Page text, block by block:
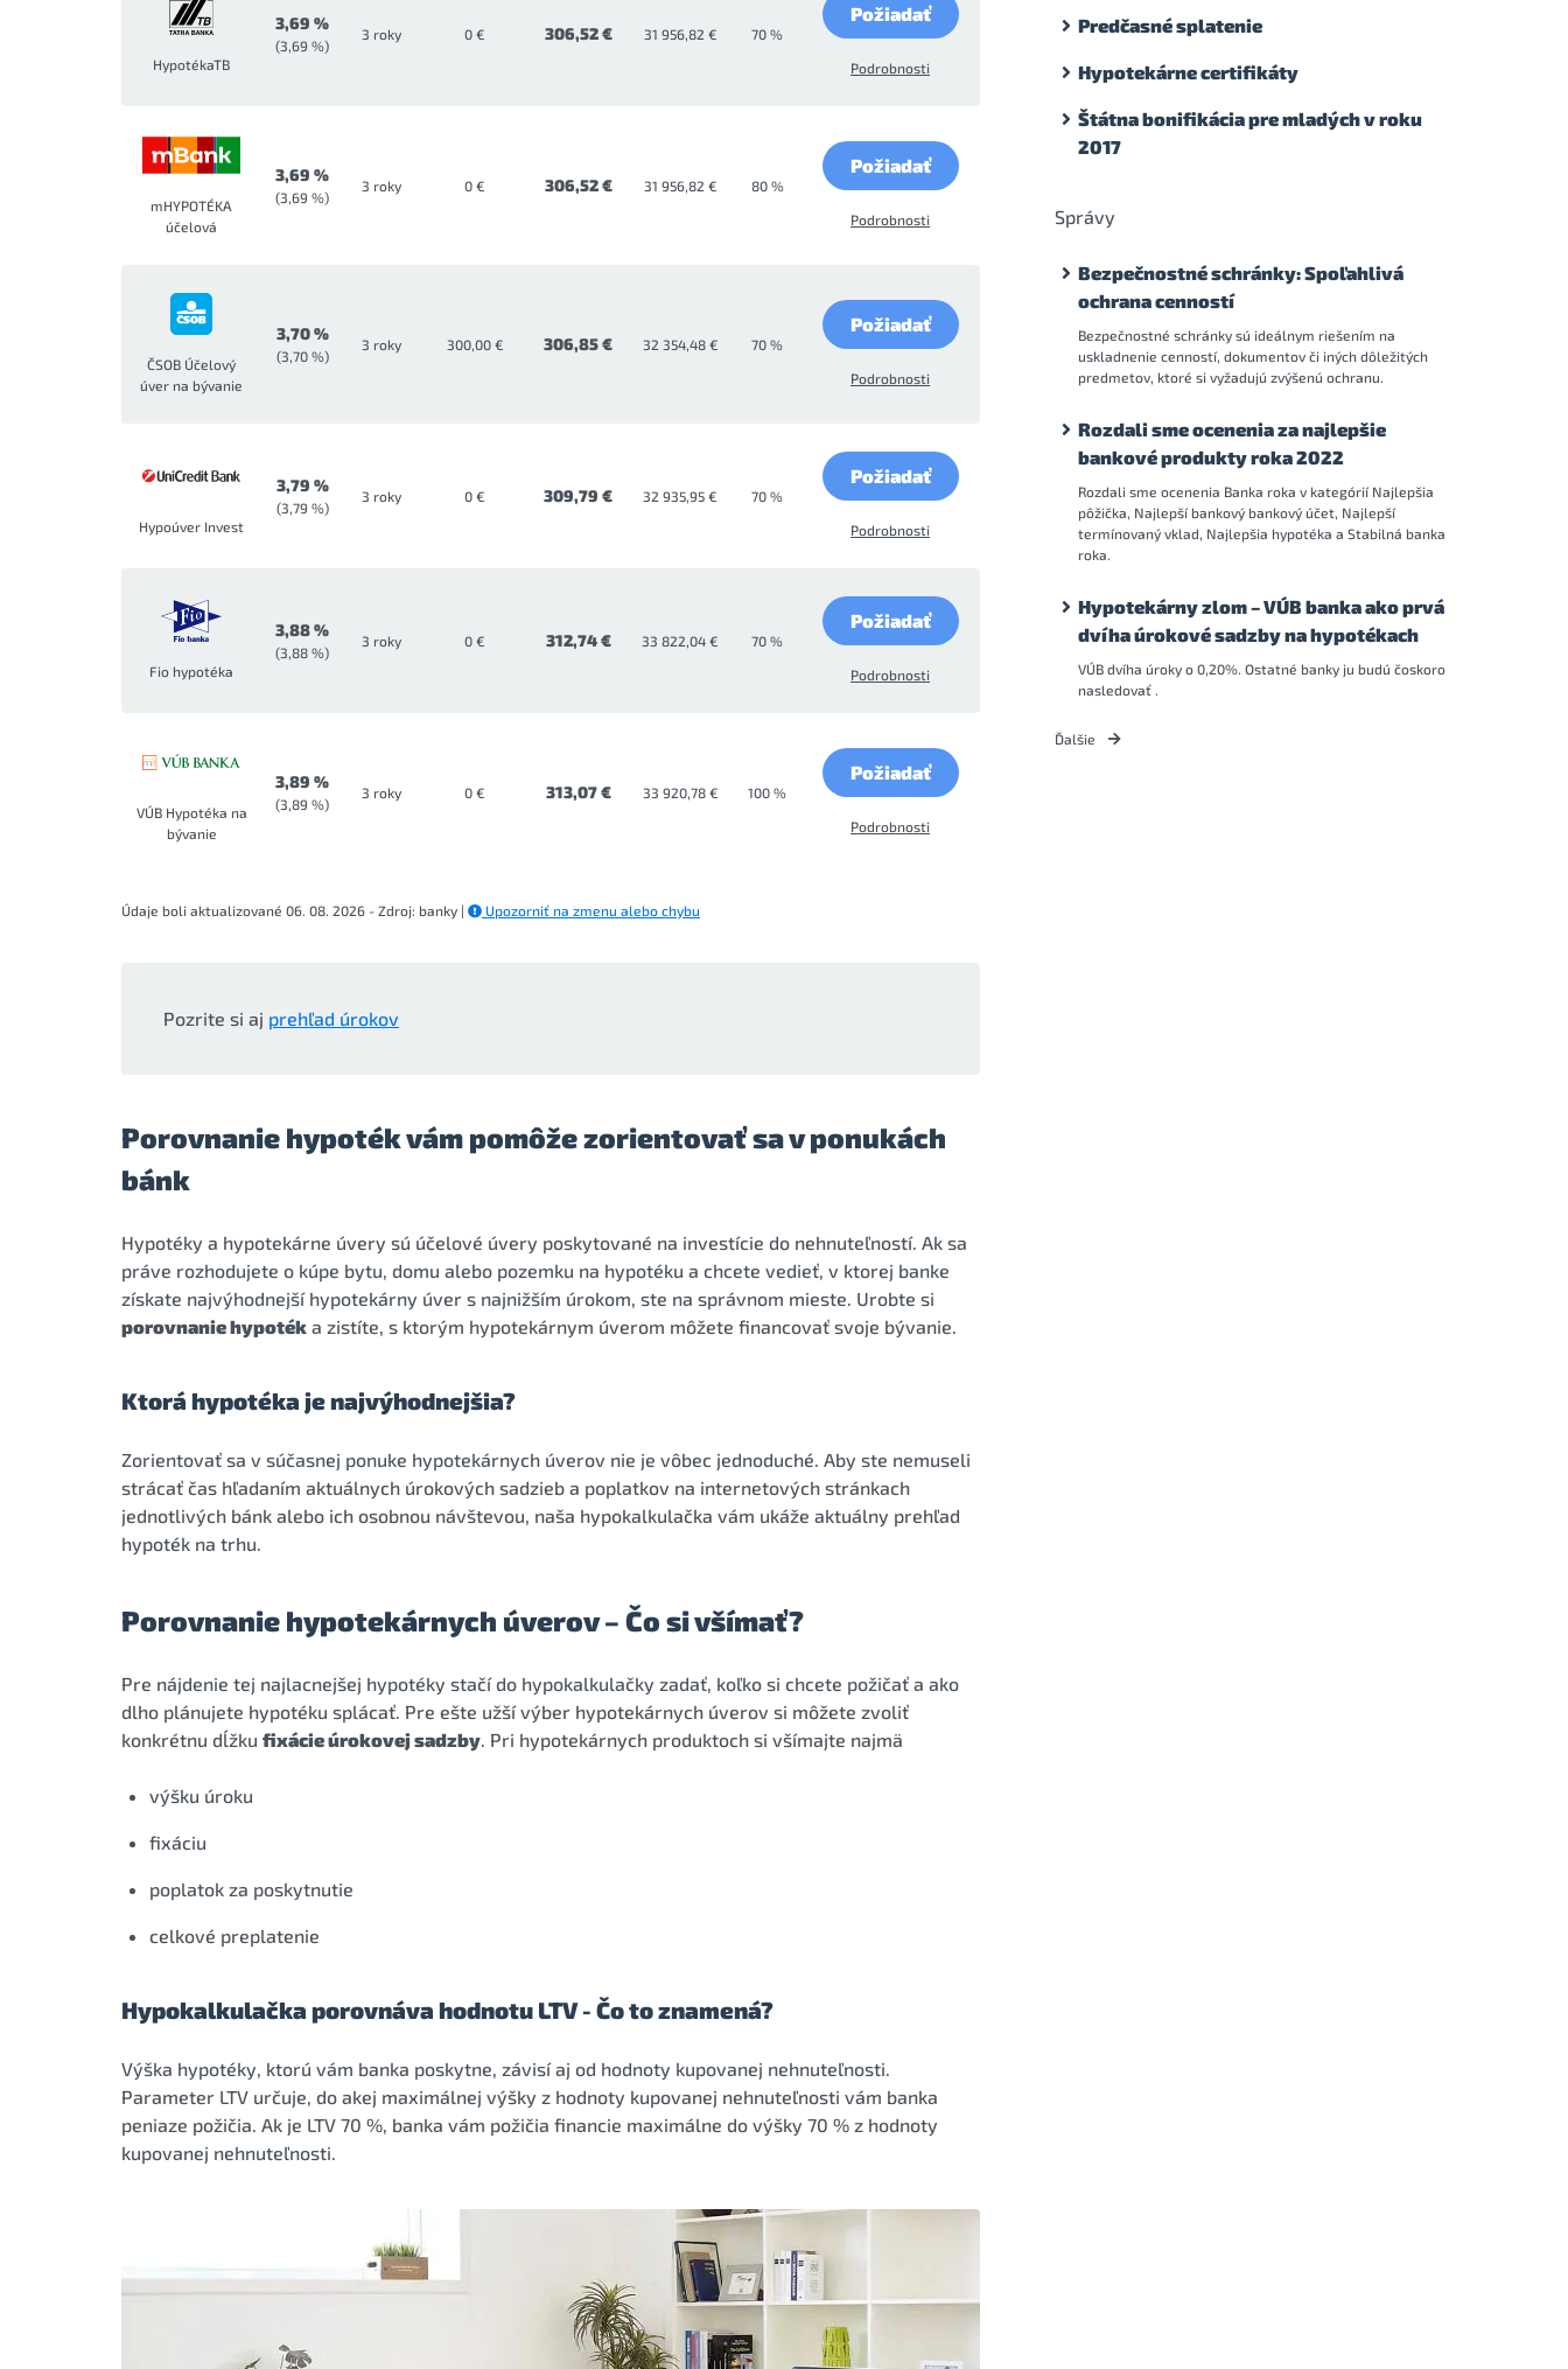
HypotékaTB
3,69 %
(3,69 %)
3 roky 0 € 306,52 € 31 956,82 € 70 %
Požiadať
Podrobnosti
mHYPOTÉKA
účelová
3,69 %
(3,69 %)
3 roky 0 € 306,52 € 31 956,82 € 80 %
Požiadať
Podrobnosti
ČSOB Účelový
úver na bývanie
3,70 %
(3,70 %)
3 roky 300,00 € 306,85 € 32 354,48 € 70 %
Požiadať
Podrobnosti
Hypoúver Invest
3,79 %
(3,79 %)
3 roky 0 € 309,79 € 32 935,95 € 70 %
Požiadať
Podrobnosti
Fio hypotéka
3,88 %
(3,88 %)
3 roky 0 € 312,74 € 33 822,04 € 70 %
Požiadať
Podrobnosti
VÚB Hypotéka na
bývanie
3,89 %
(3,89 %)
3 roky 0 € 313,07 € 33 920,78 € 100 %
Požiadať
Podrobnosti
Údaje boli aktualizované 06. 08. 2026 - Zdroj: banky | Upozorniť na zmenu alebo chybu
Pozrite si aj prehľad úrokov
Porovnanie hypoték vám pomôže zorientovať sa v ponukách
bánk
Hypotéky a hypotekárne úvery sú účelové úvery poskytované na investície do nehnuteľností. Ak sa
práve rozhodujete o kúpe bytu, domu alebo pozemku na hypotéku a chcete vedieť, v ktorej banke
získate najvýhodnejší hypotekárny úver s najnižším úrokom, ste na správnom mieste. Urobte si
porovnanie hypoték a zistíte, s ktorým hypotekárnym úverom môžete financovať svoje bývanie.
Ktorá hypotéka je najvýhodnejšia?
Zorientovať sa v súčasnej ponuke hypotekárnych úverov nie je vôbec jednoduché. Aby ste nemuseli
strácať čas hľadaním aktuálnych úrokových sadzieb a poplatkov na internetových stránkach
jednotlivých bánk alebo ich osobnou návštevou, naša hypokalkulačka vám ukáže aktuálny prehľad
hypoték na trhu.
Porovnanie hypotekárnych úverov – Čo si všímať?
Pre nájdenie tej najlacnejšej hypotéky stačí do hypokalkulačky zadať, koľko si chcete požičať a ako
dlho plánujete hypotéku splácať. Pre ešte užší výber hypotekárnych úverov si môžete zvoliť
konkrétnu dĺžku fixácie úrokovej sadzby. Pri hypotekárnych produktoch si všímajte najmä
výšku úroku
fixáciu
poplatok za poskytnutie
celkové preplatenie
Hypokalkulačka porovnáva hodnotu LTV - Čo to znamená?
Výška hypotéky, ktorú vám banka poskytne, závisí aj od hodnoty kupovanej nehnuteľnosti.
Parameter LTV určuje, do akej maximálnej výšky z hodnoty kupovanej nehnuteľnosti vám banka
peniaze požičia. Ak je LTV 70 %, banka vám požičia financie maximálne do výšky 70 % z hodnoty
kupovanej nehnuteľnosti.
Predčasné splatenie
Hypotekárne certifikáty
Štátna bonifikácia pre mladých v roku
2017
Správy
Bezpečnostné schránky: Spoľahlivá
ochrana cenností
Bezpečnostné schránky sú ideálnym riešením na
uskladnenie cenností, dokumentov či iných dôležitých
predmetov, ktoré si vyžadujú zvýšenú ochranu.
Rozdali sme ocenenia za najlepšie
bankové produkty roka 2022
Rozdali sme ocenenia Banka roka v kategórií Najlepšia
pôžička, Najlepší bankový bankový účet, Najlepší
termínovaný vklad, Najlepšia hypotéka a Stabilná banka
roka.
Hypotekárny zlom – VÚB banka ako prvá
dvíha úrokové sadzby na hypotékach
VÚB dvíha úroky o 0,20%. Ostatné banky ju budú čoskoro
nasledovať .
Ďalšie